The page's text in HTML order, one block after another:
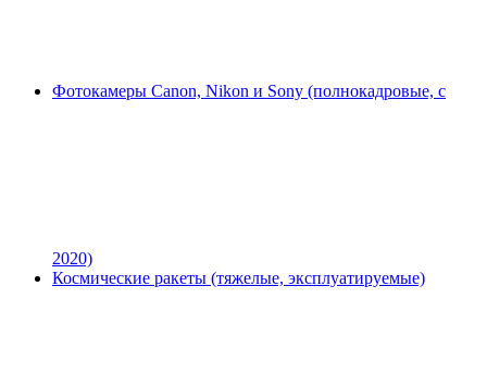
Фотокамеры Canon, Nikon и Sony (полнокадровые, с
2020)
Космические ракеты (тяжелые, эксплуатируемые)